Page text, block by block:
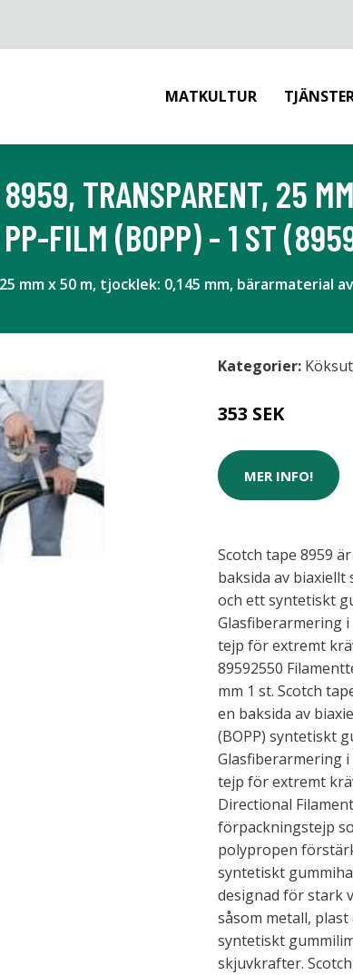
MATKULTUR
TRANSPARENT, 25
PP-FILM (BOPP) - 1 ST
x 50 m, tjocklek: 0,145 mm, bärarmaterial av
Kategorier:
353 SEK
MER INFO!
Scotch tape 8959
baksida av biaxiellt
och ett syntetiskt
Glasfiberarmering
tejp för extremt
89592550
mm 1 st. Scotch
en baksida av
(BOPP) syntetiskt
Glasfiberarmering
tejp för extremt
Directional
förpackningstejp
polypropen
syntetiskt
designad för stark
såsom metall,
syntetiskt
skjuvkrafter.